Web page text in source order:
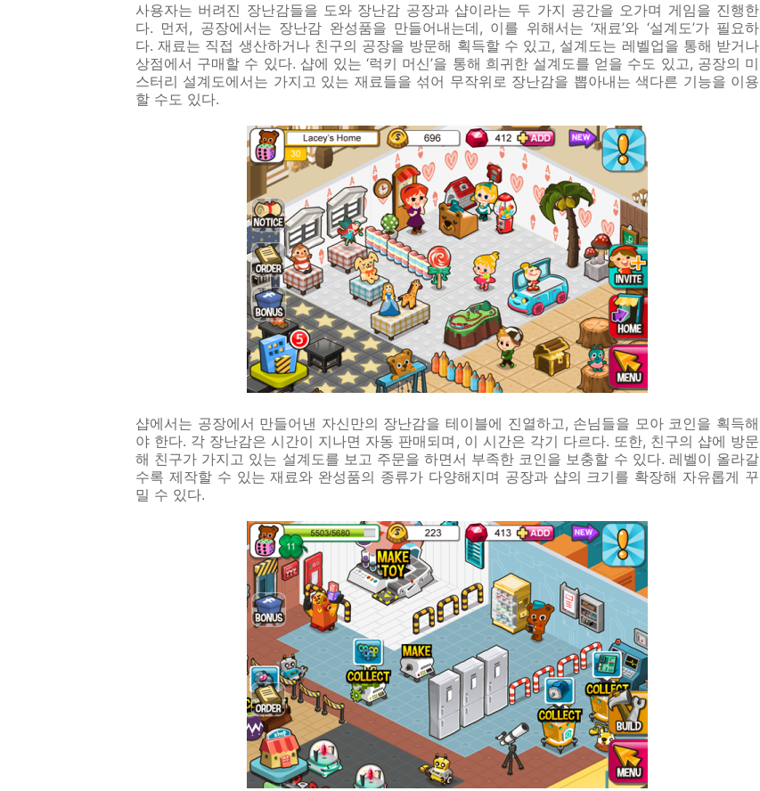
사용자는 버려진 장난감들을 도와 장난감 공장과 샵이라는 두 가지 공간을 오가며 게임을 진행한
다. 먼저, 공장에서는 장난감 완성품을 만들어내는데, 이를 위해서는 ‘재료’와 ‘설계도’가 필요하
다. 재료는 직접 생산하거나 친구의 공장을 방문해 획득할 수 있고, 설계도는 레벨업을 통해 받거나
상점에서 구매할 수 있다. 샵에 있는 ‘럭키 머신’을 통해 희귀한 설계도를 얻을 수도 있고, 공장의 미
스터리 설계도에서는 가지고 있는 재료들을 섞어 무작위로 장난감을 뽑아내는 색다른 기능을 이용
할 수도 있다.
샵에서는 공장에서 만들어낸 자신만의 장난감을 테이블에 진열하고, 손님들을 모아 코인을 획득해
야 한다. 각 장난감은 시간이 지나면 자동 판매되며 , 이 시간은 각기 다르다. 또한, 친구의 샵에 방문
해 친구가 가지고 있는 설계도를 보고 주문을 하면서 부족한 코인을 보충할 수 있다. 레벨이 올라갈
수록 제작할 수 있는 재료와 완성품의 종류가 다양해지며 공장과 샵의 크기를 확장해 자유롭게 꾸
밀 수 있다.